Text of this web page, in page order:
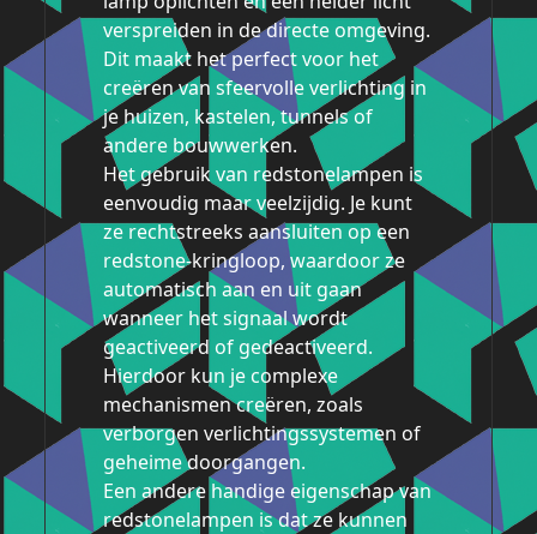
verspreiden in de directe omgeving.
Dit maakt het perfect voor het
creëren van sfeervolle verlichting in
je huizen, kastelen, tunnels of
andere bouwwerken.
Het gebruik van redstonelampen is
eenvoudig maar veelzijdig. Je kunt
ze rechtstreeks aansluiten op een
redstone-kringloop, waardoor ze
automatisch aan en uit gaan
wanneer het signaal wordt
geactiveerd of gedeactiveerd.
Hierdoor kun je complexe
mechanismen creëren, zoals
verborgen verlichtingssystemen of
geheime doorgangen.
Een andere handige eigenschap van
redstonelampen is dat ze kunnen